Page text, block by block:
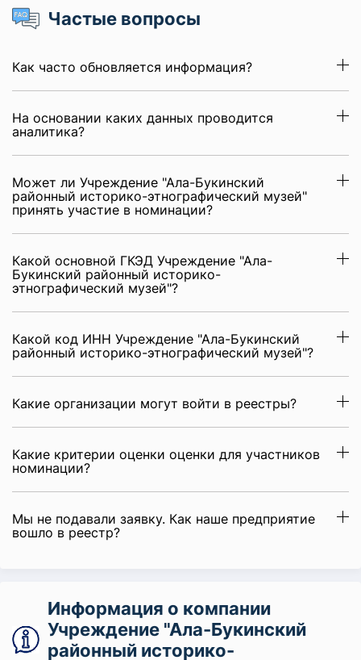
Частые вопросы
Как часто обновляется информация?
На основании каких данных проводится
аналитика?
Может ли Учреждение "Ала-Букинский
районный историко-этнографический музей"
принять участие в номинации?
Какой основной ГКЭД Учреждение "Ала-
Букинский районный историко-
этнографический музей"?
Какой код ИНН Учреждение "Ала-Букинский
районный историко-этнографический музей"?
Какие организации могут войти в реестры?
Какие критерии оценки оценки для участников
номинации?
Мы не подавали заявку. Как наше предприятие
вошло в реестр?
Информация о компании
Учреждение "Ала-Букинский
районный историко-